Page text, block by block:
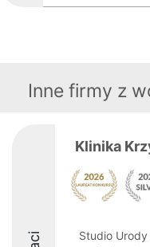
Inne firmy z
Klinika
Studio